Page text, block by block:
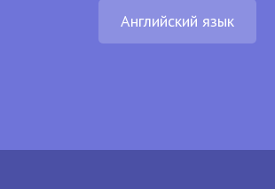
Английский язык